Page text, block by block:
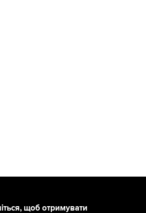
щоб отримувати